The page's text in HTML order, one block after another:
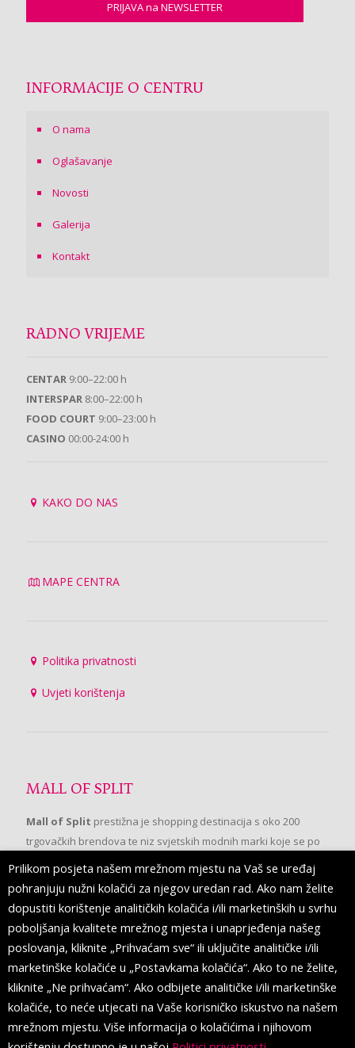
INFORMACIJE O CENTRU
O nama
Oglašavanje
Novosti
Galerija
Kontakt
RADNO VRIJEME
CENTAR 9:00–22:00 h
INTERSPAR 8:00–22:00 h
FOOD COURT 9:00–23:00 h
CASINO 00:00-24:00 h
KAKO DO NAS
MAPE CENTRA
Politika privatnosti
Uvjeti korištenja
MALL OF SPLIT
Mall of Split prestižna je shopping destinacija s oko 200
trgovačkih brendova te niz svjetskih modnih marki koje se po
prvi put pojavljuju u Splitu.
PRATITE NAS
Prilikom posjeta našem mrežnom mjestu na Vaš se uređaj
pohranjuju nužni kolačići za njegov uredan rad. Ako nam želite
dopustiti korištenje analitičkih kolačića i/ili marketinških u svrhu
poboljšanja kvalitete mrežnog mjesta i unaprjeđenja našeg
poslovanja, kliknite „Prihvaćam sve“ ili uključite analitičke i/ili
marketinške kolačiće u „Postavkama kolačića“. Ako to ne želite,
kliknite „Ne prihvaćam“. Ako odbijete analitičke i/ili marketinške
kolačiće, to neće utjecati na Vaše korisničko iskustvo na našem
mrežnom mjestu. Više informacija o kolačićima i njihovom